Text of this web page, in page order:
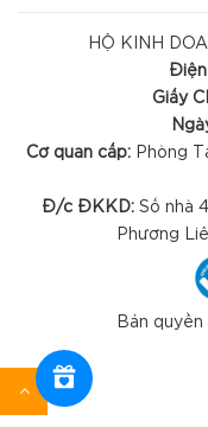
HỘ KINH
Điện
Giấy
Cơ quan cấp:Phòng
Đ/c ĐKKD: Số nhà
Phương
Bản